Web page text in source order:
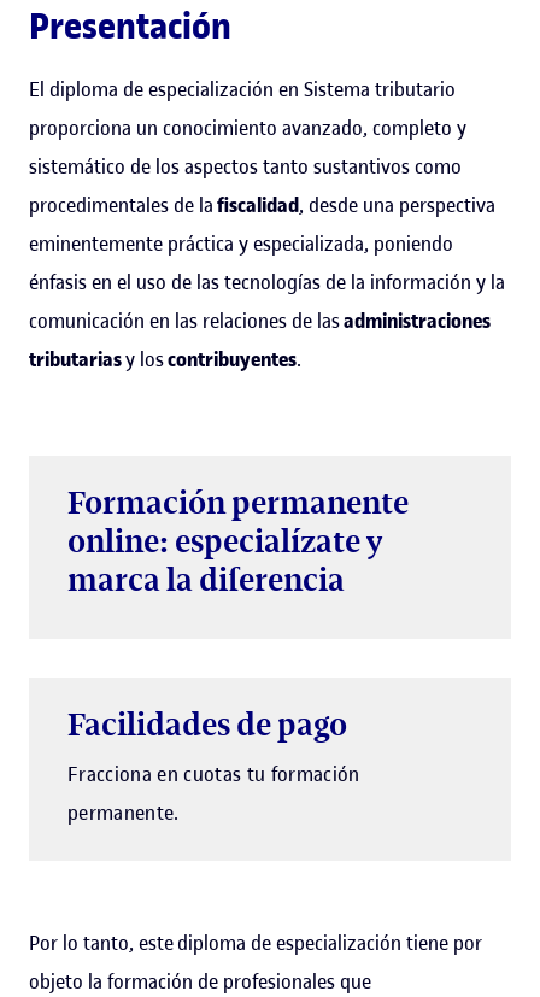
Presentación
El diploma de especialización en Sistema tributario
proporciona un conocimiento avanzado, completo y
sistemático de los aspectos tanto sustantivos como
procedimentales de lafiscalidad, desde una perspectiva
eminentemente práctica y especializada, poniendo
énfasis en el uso de las tecnologías de la información y la
comunicación en las relaciones de lasadministraciones
tributariasy loscontribuyentes.
Formación permanente
online: especialízate y
marca la diferencia
Facilidades de pago
Fracciona en cuotas tu formación
permanente.
Por lo tanto, este diploma de especialización tiene por
objeto la formación de profesionales que